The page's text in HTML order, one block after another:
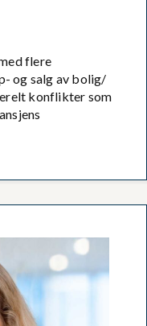
flere
og salg av bolig/
konflikter som